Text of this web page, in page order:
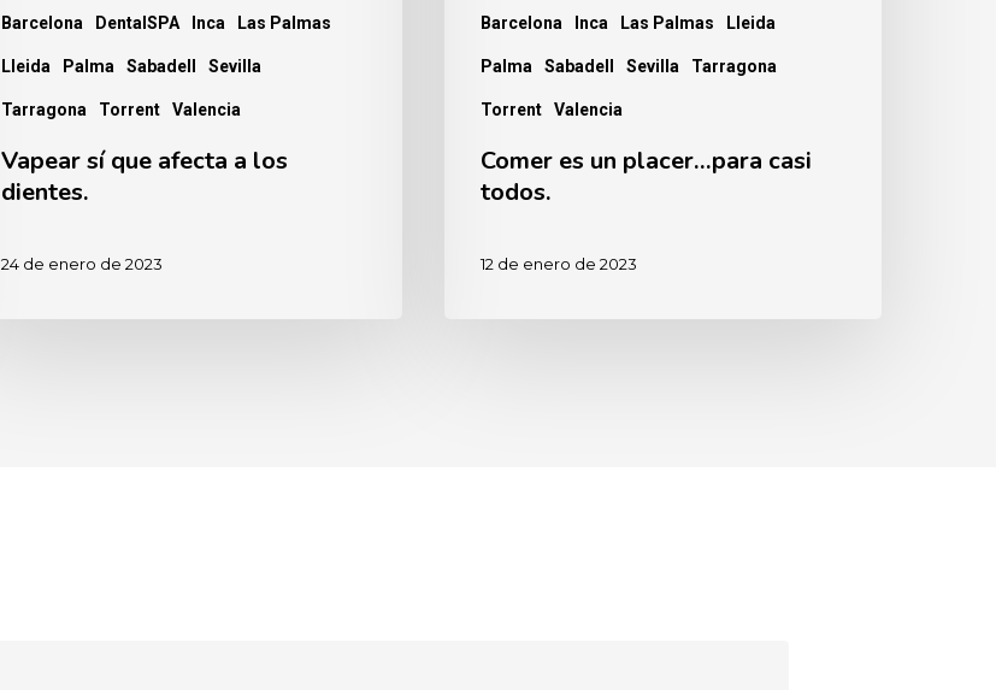
Barcelona DentalSPA Inca Las Palmas
Lleida Palma Sabadell Sevilla
Tarragona Torrent Valencia
Vapear sí que afecta a los
dientes.
24 de enero de 2023
Barcelona Inca Las Palmas Lleida
Palma Sabadell Sevilla Tarragona
Torrent Valencia
Comer es un placer…para casi
todos.
12 de enero de 2023